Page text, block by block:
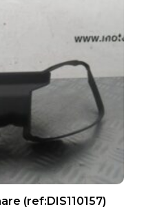
(ref:DIS110157)